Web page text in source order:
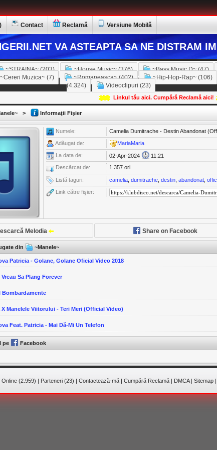
Contact Reclamă Versiune Mobilă
VA ASTEAPTA SA NE DISTRAM
~STRAINA~ (203) ~House Music~ (376) ~Bass Music D~ (47)
~Cereri Muzica~ (7) ~Romaneasca~ (402) ~Hip-Hop-Rap~ (106)
(4.324)
Videoclipuri (23)
Linkul tău aici. Cumpără Reclamă aici!
> Informaţii Fişier
Numele: Camelia Dumitrache - Destin Abandonat
Adăugat de: MariaMaria
La data de: 02-Apr-2024
11:21
Descărcat de:
1.357 ori
Listă taguri: camelia dumitrache destin abandonat
Link către fişier:
Melodia Share on Facebook
din ~Manele~
Patricia - Golane, Golane Oficial Video 2018
Sa Plang Forever
Bombardamente
Manelele Viitorului - Teri Meri (Official Video)
Feat. Patricia - Mai Dă-Mi Un Telefon
pe Facebook
Online (2.959) | Parteneri (23) | Contactează-mă| Cumpără Reclamă| DMCA| Sitemap|